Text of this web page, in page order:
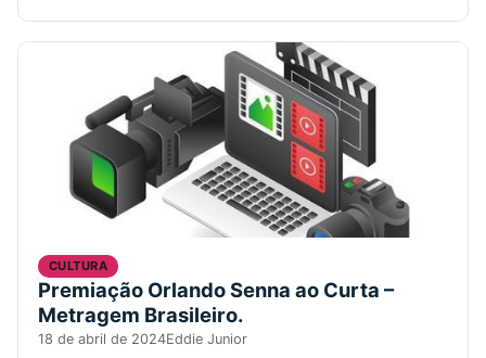
CULTURA
Premiação Orlando Senna ao Curta –
Metragem Brasileiro.
18 de abril de 2024Eddie Junior